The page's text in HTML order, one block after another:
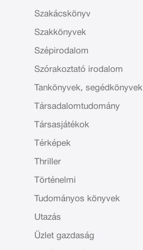
Szakácskönyv
Szakkönyvek
Szépirodalom
Szórakoztató irodalom
Tankönyvek, segédkönyvek
Társadalomtudomány
Társasjátékok
Térképek
Thriller
Történelmi
Tudományos könyvek
Utazás
Üzlet gazdaság